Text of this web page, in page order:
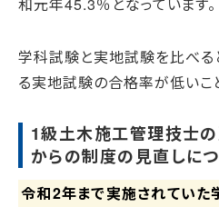
学科試験と実地試験を比べる
る実地試験の合格率が低いこ
1級土木施工管理技士
からの制度の見直しに
令和2年まで実施されていた